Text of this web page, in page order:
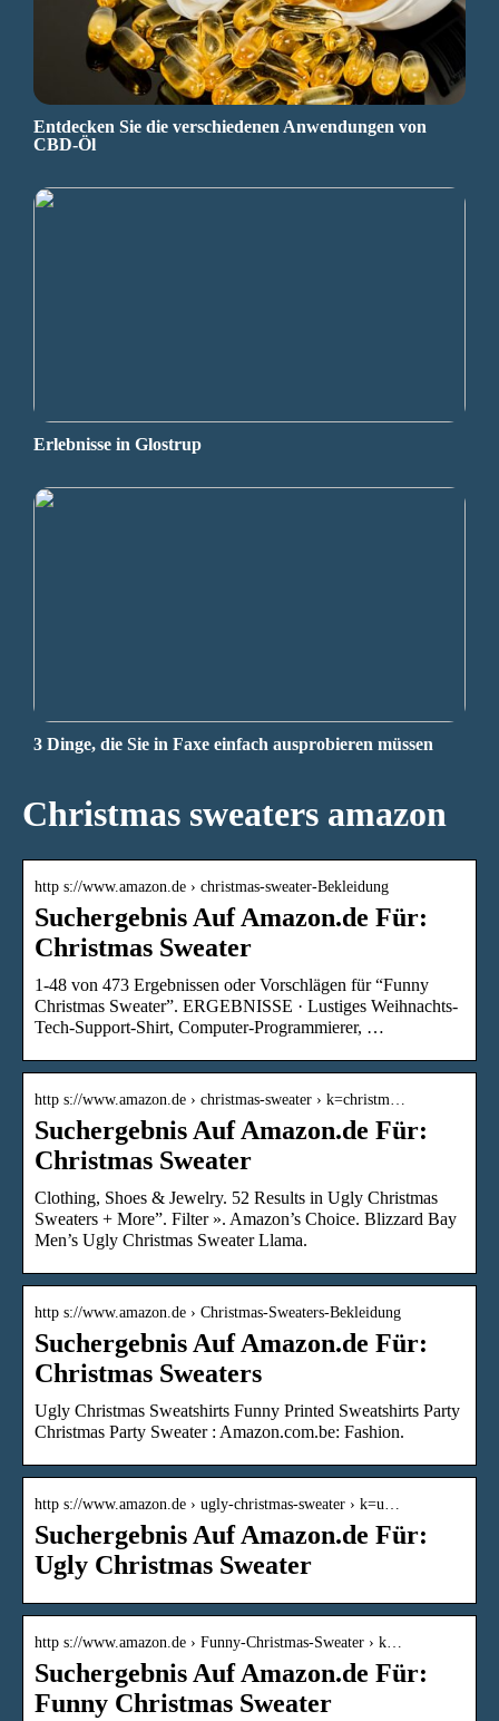
Entdecken Sie die verschiedenen Anwendungen von
CBD-Öl
Erlebnisse in Glostrup
3 Dinge, die Sie in Faxe einfach ausprobieren müssen
Christmas sweaters amazon
http s://www.amazon.de › christmas-sweater-Bekleidung
Suchergebnis Auf Amazon.de Für:
Christmas Sweater
1-48 von 473 Ergebnissen oder Vorschlägen für “Funny
Christmas Sweater”. ERGEBNISSE · Lustiges Weihnachts-
Tech-Support-Shirt, Computer-Programmierer, …
http s://www.amazon.de › christmas-sweater › k=christm…
Suchergebnis Auf Amazon.de Für:
Christmas Sweater
Clothing, Shoes & Jewelry. 52 Results in Ugly Christmas
Sweaters + More”. Filter ». Amazon’s Choice. Blizzard Bay
Men’s Ugly Christmas Sweater Llama.
http s://www.amazon.de › Christmas-Sweaters-Bekleidung
Suchergebnis Auf Amazon.de Für:
Christmas Sweaters
Ugly Christmas Sweatshirts Funny Printed Sweatshirts Party
Christmas Party Sweater : Amazon.com.be: Fashion.
http s://www.amazon.de › ugly-christmas-sweater › k=u…
Suchergebnis Auf Amazon.de Für:
Ugly Christmas Sweater
http s://www.amazon.de › Funny-Christmas-Sweater › k…
Suchergebnis Auf Amazon.de Für:
Funny Christmas Sweater